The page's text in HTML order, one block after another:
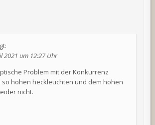
2021 um 12:27 Uhr
Problem mit der Konkurrenz
so hohen heckleuchten und dem hohen
nicht.